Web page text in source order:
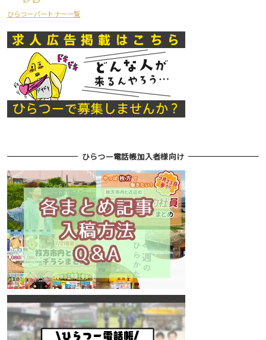
ひらつーパートナー一覧
ひらつー電話帳加入者様向け